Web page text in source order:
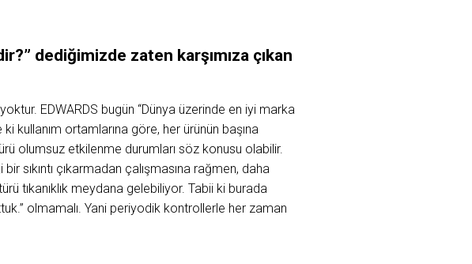
dediğimizde zaten karşımıza çıkan
EDWARDS bugün “Dünya üzerinde en iyi marka
kullanım ortamlarına göre, her ürünün başına
olumsuz etkilenme durumları söz konusu olabilir.
sıkıntı çıkarmadan çalışmasına rağmen, daha
tıkanıklık meydana gelebiliyor. Tabii ki burada
olmamalı. Yani periyodik kontrollerle her zaman